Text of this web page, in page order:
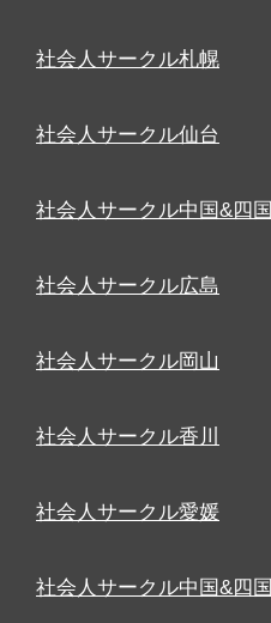
社会人サークル札幌
社会人サークル仙台
社会人サークル中国&四国
社会人サークル広島
社会人サークル岡山
社会人サークル香川
社会人サークル愛媛
社会人サークル中国&四国